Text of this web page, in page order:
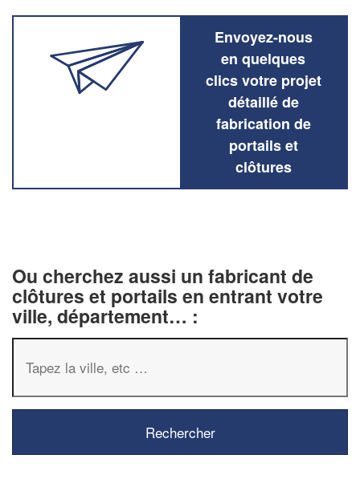
Envoyez-nous
en quelques
clics votre projet
détaillé de
fabrication de
portails et
clôtures
Ou cherchez aussi un fabricant de
clôtures et portails en entrant votre
ville, département… :